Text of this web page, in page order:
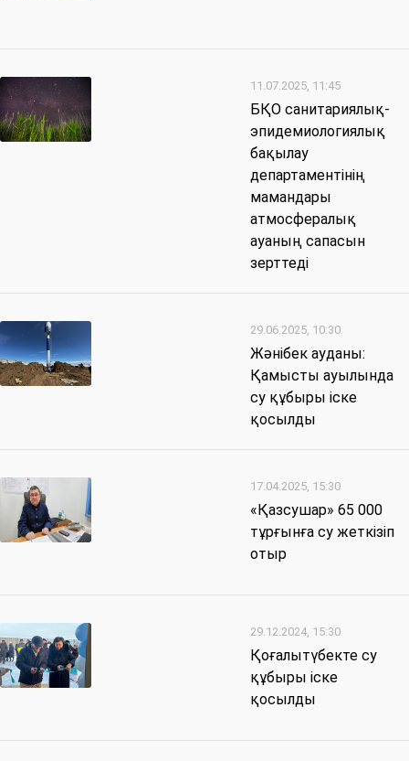
11.07.2025, 11:45
БҚО санитариялық-
эпидемиологиялық
бақылау
департаментінің
мамандары
атмосфералық
ауаның сапасын
зерттеді
29.06.2025, 10:30
Жәнібек ауданы:
Қамысты ауылында
су құбыры іске
қосылды
17.04.2025, 15:30
«Қазсушар» 65 000
тұрғынға су жеткізіп
отыр
29.12.2024, 15:30
Қоғалытүбекте су
құбыры іске
қосылды